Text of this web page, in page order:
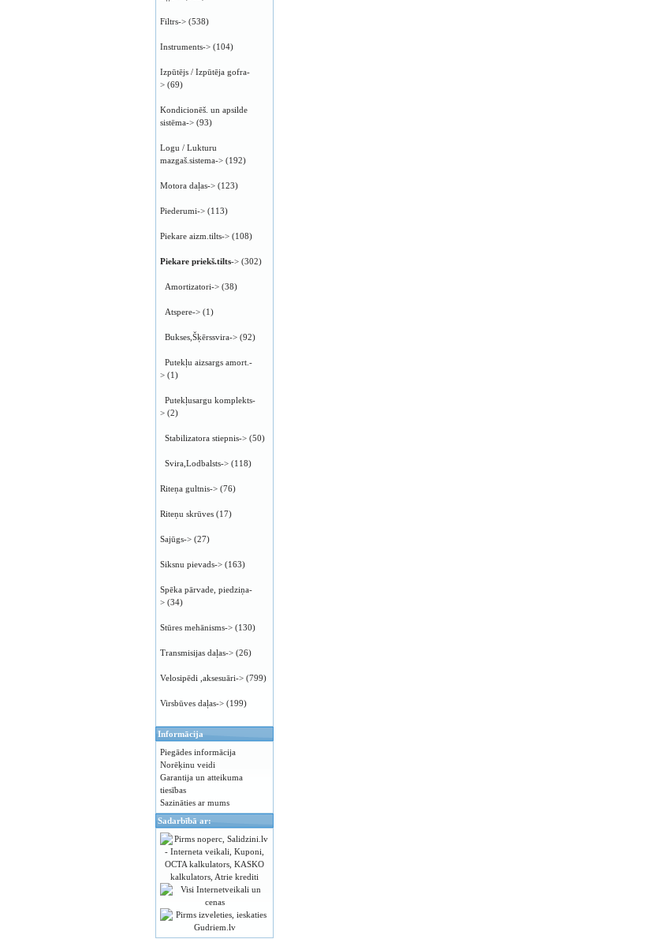
Filtrs-> (538)
Instruments-> (104)
Izpūtējs / Izpūtēja gofra-
> (69)
Kondicionēš. un apsilde
sistēma-> (93)
Logu / Lukturu
mazgaš.sistema-> (192)
Motora daļas-> (123)
Piederumi-> (113)
Piekare aizm.tilts-> (108)
Piekare priekš.tilts-> (302)
Amortizatori-> (38)
Atspere-> (1)
Bukses,Šķērssvira-> (92)
Putekļu aizsargs amort.-
> (1)
Putekļusargu komplekts-
> (2)
Stabilizatora stiepnis-> (50)
Svira,Lodbalsts-> (118)
Riteņa gultnis-> (76)
Riteņu skrūves (17)
Sajūgs-> (27)
Siksnu pievads-> (163)
Spēka pārvade, piedziņa-
> (34)
Stūres mehānisms-> (130)
Transmisijas daļas-> (26)
Velosipēdi ,aksesuāri-> (799)
Virsbūves daļas-> (199)
Informācija
Piegādes informācija
Norēķinu veidi
Garantija un atteikuma
tiesības
Sazināties ar mums
Sadarbībā ar: